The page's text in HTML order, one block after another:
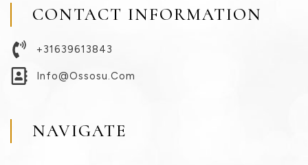
CONTACT INFORMATION
+31639613843
Info@ossosu.com
NAVIGATE